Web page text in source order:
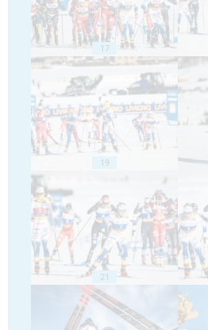
17
19
21